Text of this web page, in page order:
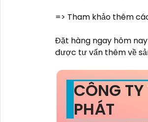
=> Tham khảo thêm
Đặt hàng ngay hôm
được tư vấn thêm về
CÔNG
PHÁT